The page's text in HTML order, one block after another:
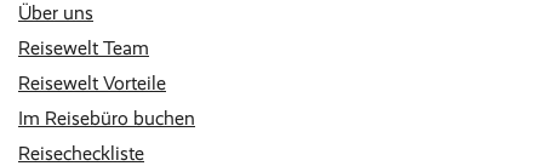
Über uns
Reisewelt Team
Reisewelt Vorteile
Im Reisebüro buchen
Reisecheckliste